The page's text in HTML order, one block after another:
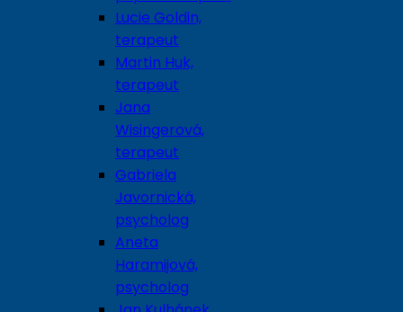
Lucie Goldin,
terapeut
Martin Huk,
terapeut
Jana
Wisingerová,
terapeut
Gabriela
Javornická,
psycholog
Aneta
Haramijová,
psycholog